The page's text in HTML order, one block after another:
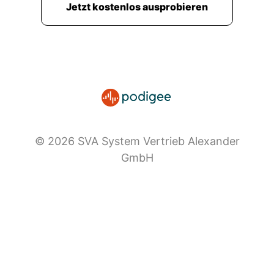
Jetzt kostenlos ausprobieren
© 2026 SVA System Vertrieb Alexander
GmbH